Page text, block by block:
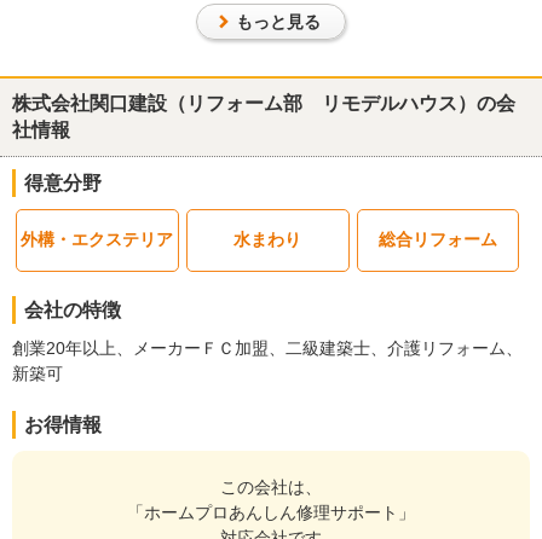
た。無事に作業が完了できたことに感謝いたします。
担当者の方の的確なアドバイスとわかりやすい説明、（他社との比
較で）良心的な価格が決め手となりました。
リフォーム会社からの返答
また、お忙しい中評価して頂き有難うございます。
今後ともお客様と良い関係を築けていけたらと思っておりますの
で、宜しくお願い申し上げます。
建物のタイプ
： 戸建住宅
リフォーム箇所
施工地
築年数
： 11〜15年
『担当者の人柄・説明力』が良かった
もっと見る
株式会社関口建設（リフォーム部 リモデルハウス）の会
社情報
得意分野
外構・エクステリア 水まわり 総合リフォーム
会社の特徴
創業20年以上、メーカーＦＣ加盟、二級建築士、介護リフォーム、
新築可
お得情報
この会社は、
「ホームプロあんしん修理サポート」